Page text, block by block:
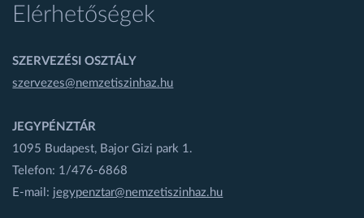
Elérhetőségek
SZERVEZÉSI OSZTÁLY
szervezes@nemzetiszinhaz.hu
JEGYPÉNZTÁR
1095 Budapest, Bajor Gizi park 1.
Telefon: 1/476-6868
E-mail: jegypenztar@nemzetiszinhaz.hu